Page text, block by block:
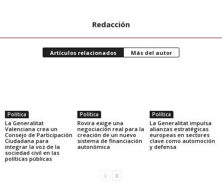
Redacción
Artículos relacionados Más del autor
Política
La Generalitat
Valenciana crea un
Consejo de Participación
Ciudadana para
integrar la voz de la
sociedad civil en las
políticas públicas
Política
Rovira exige una
negociación real para la
creación de un nuevo
sistema de financiación
autonómica
Política
La Generalitat impulsa
alianzas estratégicas
europeas en sectores
clave como automoción
y defensa